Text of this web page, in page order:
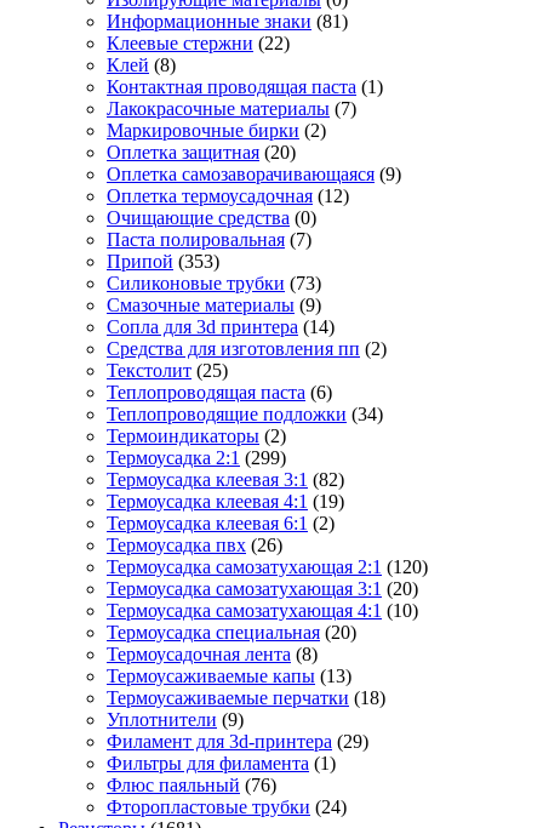
Информационные знаки (81)
Клеевые стержни (22)
Клей (8)
Контактная проводящая паста (1)
Лакокрасочные материалы (7)
Маркировочные бирки (2)
Оплетка защитная (20)
Оплетка самозаворачивающаяся (9)
Оплетка термоусадочная (12)
Очищающие средства (0)
Паста полировальная (7)
Припой (353)
Силиконовые трубки (73)
Смазочные материалы (9)
Сопла для 3d принтера (14)
Средства для изготовления пп (2)
Текстолит (25)
Теплопроводящая паста (6)
Теплопроводящие подложки (34)
Термоиндикаторы (2)
Термоусадка 2:1 (299)
Термоусадка клеевая 3:1 (82)
Термоусадка клеевая 4:1 (19)
Термоусадка клеевая 6:1 (2)
Термоусадка пвх (26)
Термоусадка самозатухающая 2:1 (120)
Термоусадка самозатухающая 3:1 (20)
Термоусадка самозатухающая 4:1 (10)
Термоусадка специальная (20)
Термоусадочная лента (8)
Термоусаживаемые капы (13)
Термоусаживаемые перчатки (18)
Уплотнители (9)
Филамент для 3d-принтера (29)
Фильтры для филамента (1)
Флюс паяльный (76)
Фторопластовые трубки (24)